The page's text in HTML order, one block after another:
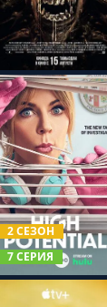
2 СЕЗОН
7 СЕРИЯ
СМОТРЕТЬ ОНЛАЙН